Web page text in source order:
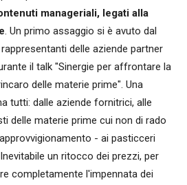
manageriali, legati alla
. Un primo assaggio si è avuto dal
delle aziende partner
il talk "Sinergie per affrontare la
delle materie prime". Una
tutti: dalle aziende fornitrici, alle
delle materie prime cui non di rado
- ai pasticceri
un ritocco dei prezzi, per
completamente l'impennata dei